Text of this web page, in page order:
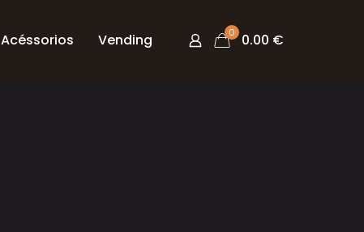
Acéssorios Vending 0 0.00 €